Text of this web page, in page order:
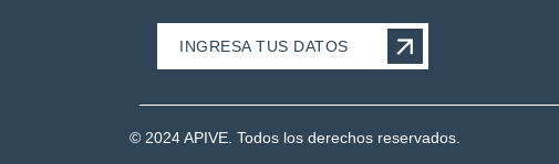
INGRESA TUS DATOS
© 2024 APIVE. Todos los derechos reservados.